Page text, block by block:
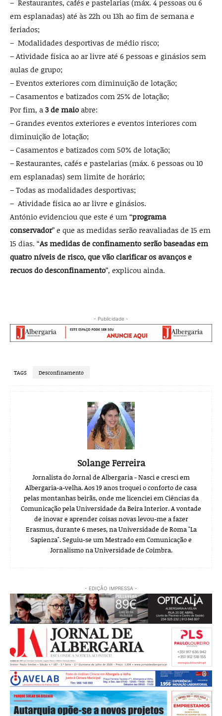
– Restaurantes, cafés e pastelarias (máx. 4 pessoas ou 6
em esplanadas) até às 22h ou 13h ao fim de semana e
feriados;
– Modalidades desportivas de médio risco;
– Atividade física ao ar livre até 6 pessoas e ginásios sem
aulas de grupo;
– Eventos exteriores com diminuição de lotação;
– Casamentos e batizados com 25% de lotação;
Por fim, a 3 de maio abre:
– Grandes eventos exteriores e eventos interiores com
diminuição de lotação;
– Casamentos e batizados com 50% de lotação;
– Restaurantes, cafés e pastelarias (máx. 6 pessoas ou 10
em esplanadas) sem limite de horário;
– Todas as modalidades desportivas;
– Atividade física ao ar livre e ginásios.
António evidenciou que este é um “programa
conservador” e que as medidas serão reavaliadas de 15 em
15 dias. “As medidas de confinamento serão baseadas em
quatro níveis de risco, que vão clarificar os avanços e
recuos do desconfinamento”, explicou ainda.
- Publicidade -
TAGS Desconfinamento
Solange Ferreira
Jornalista do Jornal de Albergaria - Nasci e cresci em
Albergaria-a-velha. Aos 19 anos troquei o conforto de casa
pelas montanhas beirãs, onde me licenciei em Ciências da
Comunicação pela Universidade da Beira Interior. A vontade
de inovar e aprender coisas novas levou-me a fazer
Erasmus, durante 6 meses, na Universidade de Roma "La
Sapienza". Seguiu-se um Mestrado em Comunicação e
Jornalismo na Universidade de Coimbra.
- EDIÇÃO IMPRESSA -